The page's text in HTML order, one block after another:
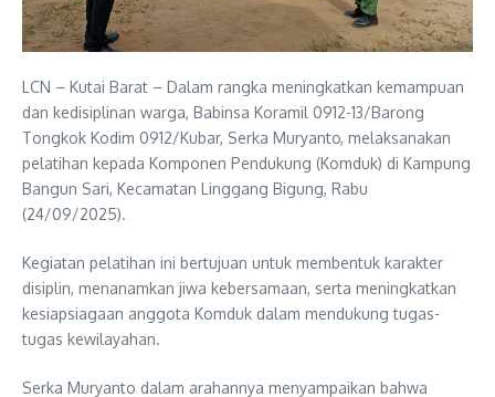
LCN – Kutai Barat – Dalam rangka meningkatkan kemampuan
dan kedisiplinan warga, Babinsa Koramil 0912-13/Barong
Tongkok Kodim 0912/Kubar, Serka Muryanto, melaksanakan
pelatihan kepada Komponen Pendukung (Komduk) di Kampung
Bangun Sari, Kecamatan Linggang Bigung, Rabu
(24/09/2025).
Kegiatan pelatihan ini bertujuan untuk membentuk karakter
disiplin, menanamkan jiwa kebersamaan, serta meningkatkan
kesiapsiagaan anggota Komduk dalam mendukung tugas-
tugas kewilayahan.
Serka Muryanto dalam arahannya menyampaikan bahwa